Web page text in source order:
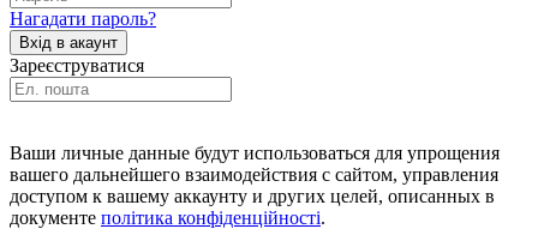
Нагадати пароль?
Зареєструватися
Ваши личные данные будут использоваться для упрощения
вашего дальнейшего взаимодействия с сайтом, управления
доступом к вашему аккаунту и других целей, описанных в
документе політика конфіденційності.